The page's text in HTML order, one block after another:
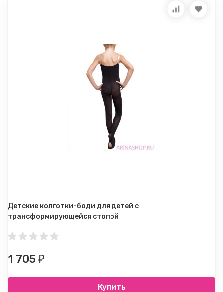
Детские колготки-боди для детей с
трансформирующейся стопой
1 705 ₽
Купить